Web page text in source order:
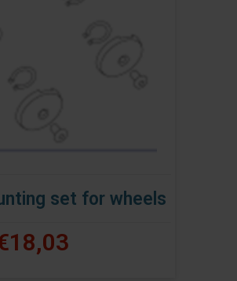
set for wheels